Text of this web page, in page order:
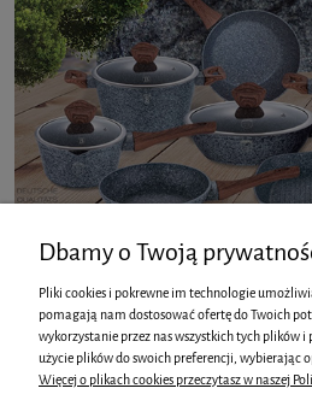
INFORMACJE
Dbamy o Twoją
Pliki cookies i pokrewne im technologie
pomagają nam dostosować ofertę do Twoich
wykorzystanie przez nas wszystkich tych plików i
użycie plików do swoich preferencji, wybierając
Więcej o plikach cookies przeczytasz w naszej